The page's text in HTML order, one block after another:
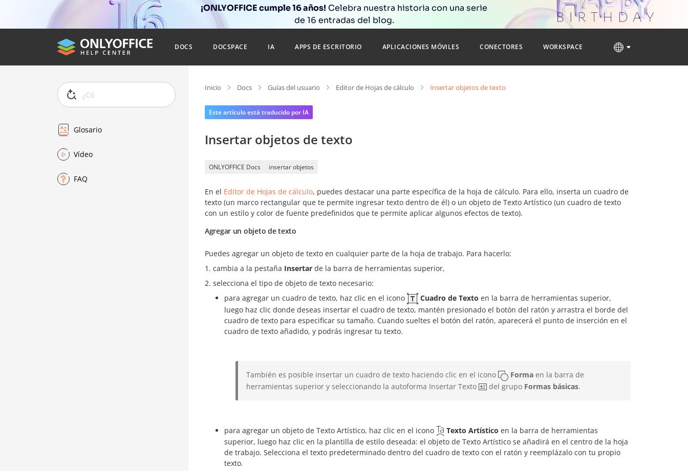
¡ONLYOFFICE cumple 16 años! Celebra nuestra historia con una serie
de 16 entradas del blog.
DOCS DOCSPACE IA APPS DE ESCRITORIO APLICACIONES MÓVILES CONECTORES WORKSPACE
Glosario
Vídeo
FAQ
Inicio Docs Guías del usuario Editor de Hojas de cálculo Insertar objetos de texto
Este artículo está traducido por IA
Insertar objetos de texto
ONLYOFFICE Docs insertar objetos
En el Editor de Hojas de cálculo, puedes destacar una parte específica de la hoja de cálculo. Para ello, inserta un cuadro de
texto (un marco rectangular que te permite ingresar texto dentro de él) o un objeto de Texto Artístico (un cuadro de texto
con un estilo y color de fuente predefinidos que te permite aplicar algunos efectos de texto).
Agregar un objeto de texto
Puedes agregar un objeto de texto en cualquier parte de la hoja de trabajo. Para hacerlo:
cambia a la pestaña Insertar de la barra de herramientas superior,
selecciona el tipo de objeto de texto necesario:
para agregar un cuadro de texto, haz clic en el icono
Cuadro de Texto en la barra de herramientas superior,
luego haz clic donde deseas insertar el cuadro de texto, mantén presionado el botón del ratón y arrastra el borde del
cuadro de texto para especificar su tamaño. Cuando sueltes el botón del ratón, aparecerá el punto de inserción en el
cuadro de texto añadido, y podrás ingresar tu texto.
También es posible insertar un cuadro de texto haciendo clic en el icono Forma en la barra de
herramientas superior y seleccionando la autoforma Insertar Texto
del grupo Formas básicas.
para agregar un objeto de Texto Artístico, haz clic en el icono Texto Artístico en la barra de herramientas
superior, luego haz clic en la plantilla de estilo deseada: el objeto de Texto Artístico se añadirá en el centro de la hoja
de trabajo. Selecciona el texto predeterminado dentro del cuadro de texto con el ratón y reemplázalo con tu propio
texto.